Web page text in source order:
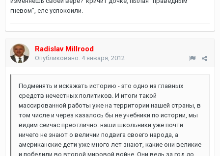
гневом", еле успокоили.
Radislav Millrood
Опубликовано: 4 января, 2012
Подменять и искажать историю - это одно из главных
средств нечестных политиков. И итоги такой
массированной работы уже на территории нашей страны, в
том числе и через казалось бы не учебники по истории, мы
видим сейчас преотлично: наши школьники уже почти
ничего не знают о величии подвига своего народа, а
американские дети уже много лет знают, какие они великие
и победили во второй мировой войне. Они ведь за год до